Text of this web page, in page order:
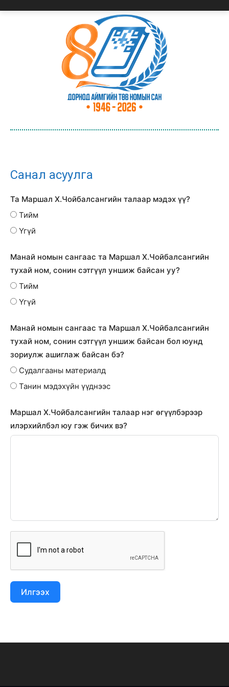
Санал асуулга
Та Маршал Х.Чойбалсангийн талаар мэдэх үү?
Тийм
Үгүй
Манай номын сангаас та Маршал Х.Чойбалсангийн
тухай ном, сонин сэтгүүл уншиж байсан уу?
Тийм
Үгүй
Манай номын сангаас та Маршал Х.Чойбалсангийн
тухай ном, сонин сэтгүүл уншиж байсан бол юунд
зориулж ашиглаж байсан бэ?
Судалгааны материалд
Танин мэдэхүйн үүднээс
Маршал Х.Чойбалсангийн талаар нэг өгүүлбэрээр
илэрхийлбэл юу гэж бичих вэ?
Илгээх